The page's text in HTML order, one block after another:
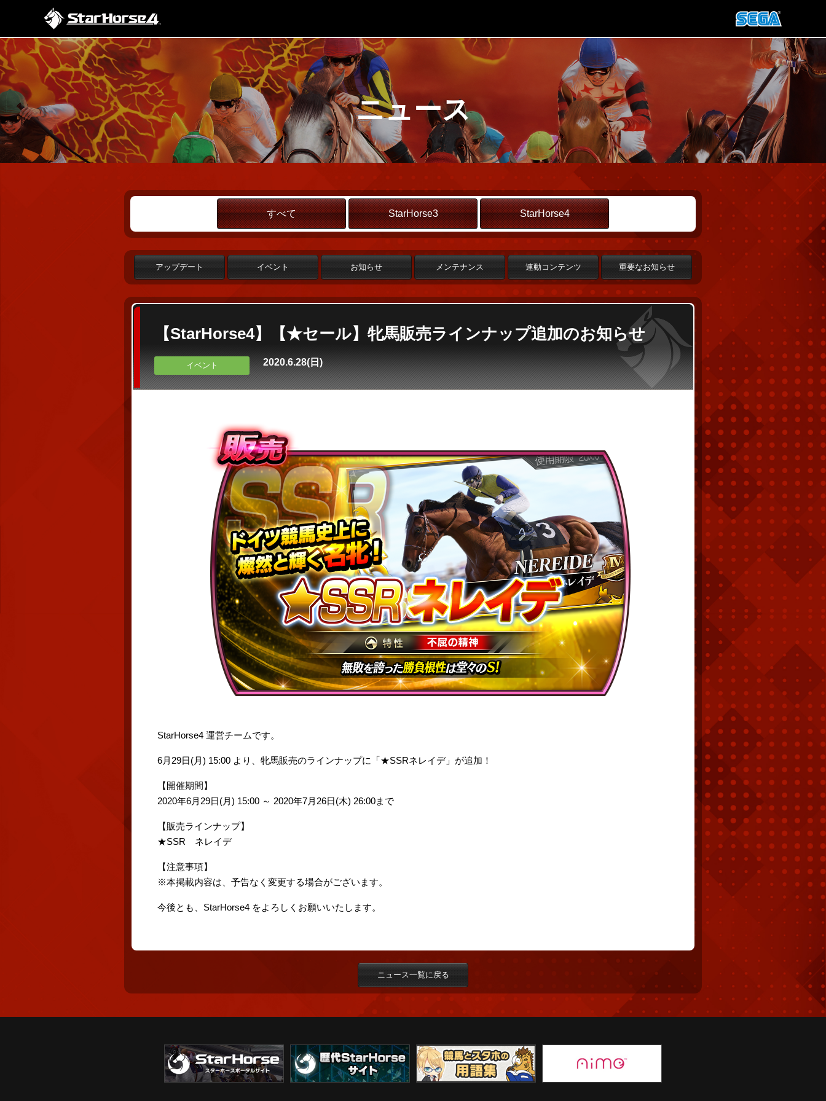
ニュース
すべて StarHorse3 StarHorse4
アップデート イベント お知らせ メンテナンス 連動コンテンツ 重要なお知らせ
【StarHorse4】【★セール】牝馬販売ラインナップ追加のお知らせ
イベント 2020.6.28(日)
StarHorse4 運営チームです。
6月29日(月) 15:00 より、牝馬販売のラインナップに「★SSRネレイデ」が追加！
【開催期間】
2020年6月29日(月) 15:00 ～ 2020年7月26日(木) 26:00まで
【販売ラインナップ】
★SSR ネレイデ
【注意事項】
※本掲載内容は、予告なく変更する場合がございます。
今後とも、StarHorse4 をよろしくお願いいたします。
ニュース一覧に戻る